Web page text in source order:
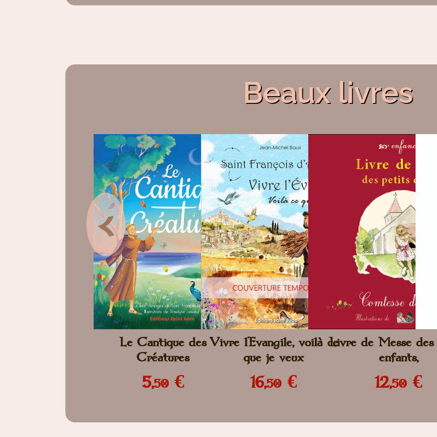
Beaux livres
<
Le Cantique des
Créatures
5,50€
Vivre l'Evangile, voilà ce
que je veux
16,50€
Livre de Messe
enfants,
12,50€